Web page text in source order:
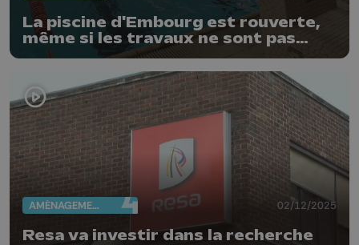
La piscine d'Embourg est rouverte,
même si les travaux ne sont pas
finis
AMÉNAGEMENT DU TERRITOIRE 02/12/2025
Resa va investir dans la recherche